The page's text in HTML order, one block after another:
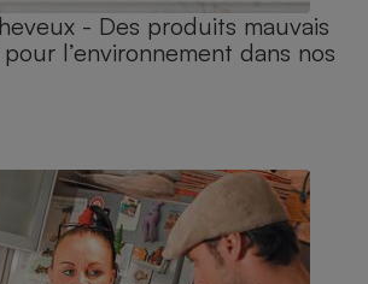
- Des produits mauvais
l’environnement dans nos